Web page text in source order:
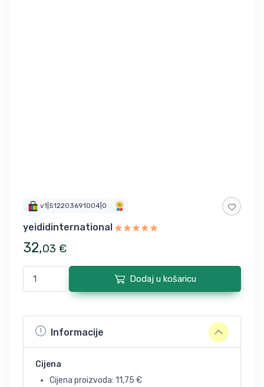
v1|512203691004|0
yeididinternational
32,03 €
Dodaj u košaricu
Informacije
Cijena
Cijena proizvoda: 11,75 €